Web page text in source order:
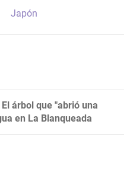
Japón
árbol que "abrió una
en La Blanqueada